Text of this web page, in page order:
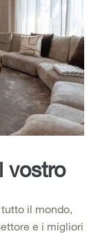
vostro
il mondo,
e i migliori